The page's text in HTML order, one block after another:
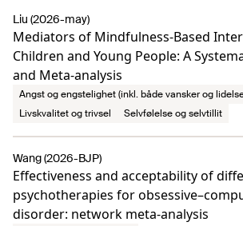
Mediators of Mindfulness-Based
Children and Young People: A
and Meta-analysis
Liu (2026-may)
Angst og engstelighet (inkl. både vansker og
Livskvalitet og trivsel
Selvfølelse og selvtillit
Effectiveness and acceptability of
psychotherapies for
disorder: network meta-analysis
Wang (2026-BJP)